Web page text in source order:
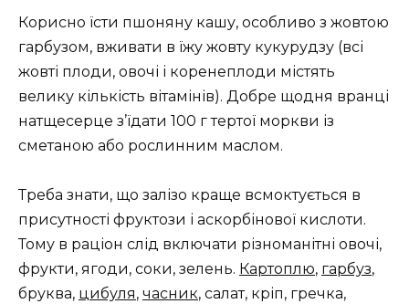
Корисно їсти пшоняну кашу, особливо з жовтою
гарбузом, вживати в їжу жовту кукурудзу (всі
жовті плоди, овочі і коренеплоди містять
велику кількість вітамінів). Добре щодня вранці
натщесерце з’їдати 100 г тертої моркви із
сметаною або рослинним маслом.
Треба знати, що залізо краще всмоктується в
присутності фруктози і аскорбінової кислоти.
Тому в раціон слід включати різноманітні овочі,
фрукти, ягоди, соки, зелень. Картоплю, гарбуз,
бруква, цибуля, часник, салат, кріп, гречка,